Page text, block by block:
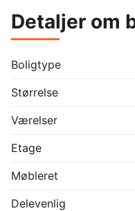
Detaljer om
Boligtype
Størrelse
Værelser
Etage
Møbleret
Delevenlig